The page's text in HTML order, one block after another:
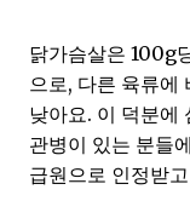
닭가슴살은 100g
으로, 다른 육류에
낮아요. 이 덕분에
관병이 있는 분들
급원으로 인정받